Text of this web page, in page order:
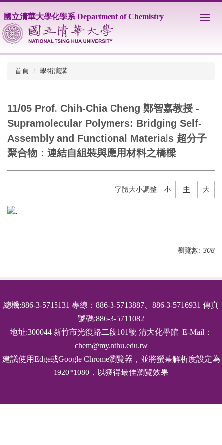
到
主
要
國立清華大學化學系 Department of Chemistry
首頁 學術演講
11/05 Prof. Chih-Chia Cheng 鄭智嘉教授 -
Supramolecular Polymers: Bridging Self-
Assembly and Functional Materials 超分子
聚合物：連結自組裝與應用材料之橋樑
字體大小調整 小 中 大
瀏覽數: 308
總機:886-3-5715131 專線：886-3-5713887、886-3-5716931 傳真
號碼:886-3-5711082
地址:300044 新竹市光復路二段101號 清大化學館 E-Mail：
chem@my.nthu.edu.tw
建議使用Edge或Google Chrome瀏覽器，並將螢幕解析度設定為
1920*1080，以獲得最佳瀏覽效果